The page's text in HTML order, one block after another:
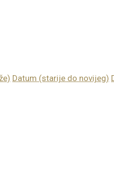
Datum (starije do novijeg)